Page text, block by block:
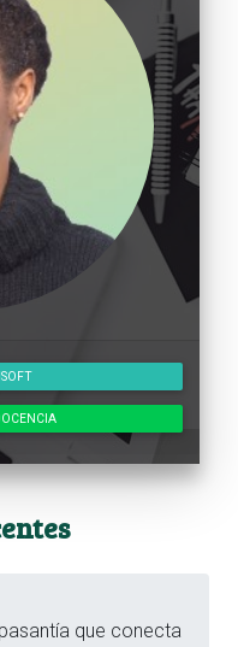
que conecta